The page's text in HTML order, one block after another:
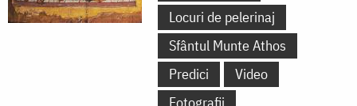
Locuri de pelerinaj
Sfântul Munte Athos
Predici
Video
Fotografii